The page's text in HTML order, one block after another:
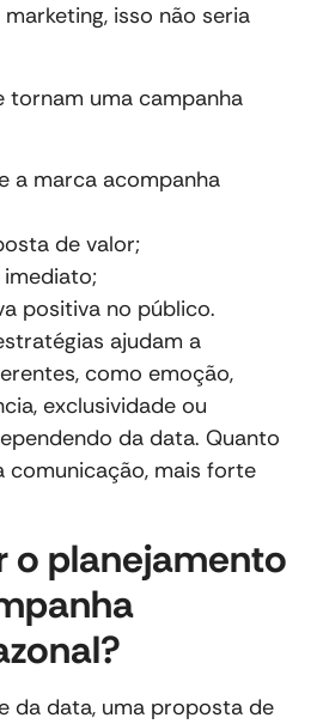
isso não seria
tornam uma campanha
a marca acompanha
de valor;
positiva no público.
ajudam a
como emoção,
exclusividade ou
da data. Quanto
comunicação, mais forte
o planejamento
da data, uma proposta de